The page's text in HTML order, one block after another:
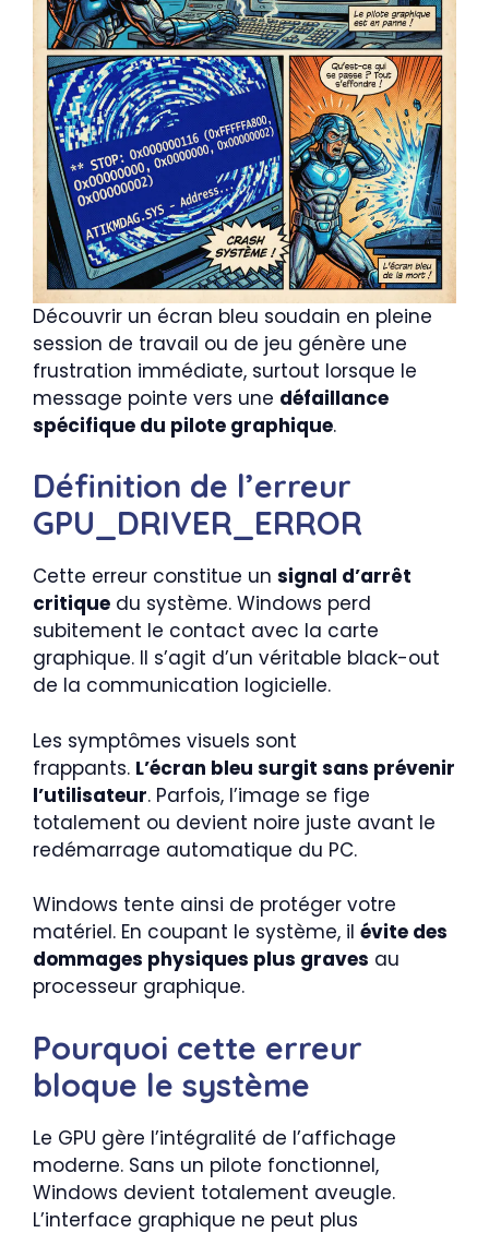
Découvrir un écran bleu soudain en pleine
session de travail ou de jeu génère une
frustration immédiate, surtout lorsque le
message pointe vers une défaillance
spécifique du pilote graphique.
Définition de l’erreur
GPU_DRIVER_ERROR
Cette erreur constitue un signal d’arrêt
critique du système. Windows perd
subitement le contact avec la carte
graphique. Il s’agit d’un véritable black-out
de la communication logicielle.
Les symptômes visuels sont
frappants. L’écran bleu surgit sans prévenir
l’utilisateur. Parfois, l’image se fige
totalement ou devient noire juste avant le
redémarrage automatique du PC.
Windows tente ainsi de protéger votre
matériel. En coupant le système, il évite des
dommages physiques plus graves au
processeur graphique.
Pourquoi cette erreur
bloque le système
Le GPU gère l’intégralité de l’affichage
moderne. Sans un pilote fonctionnel,
Windows devient totalement aveugle.
L’interface graphique ne peut plus